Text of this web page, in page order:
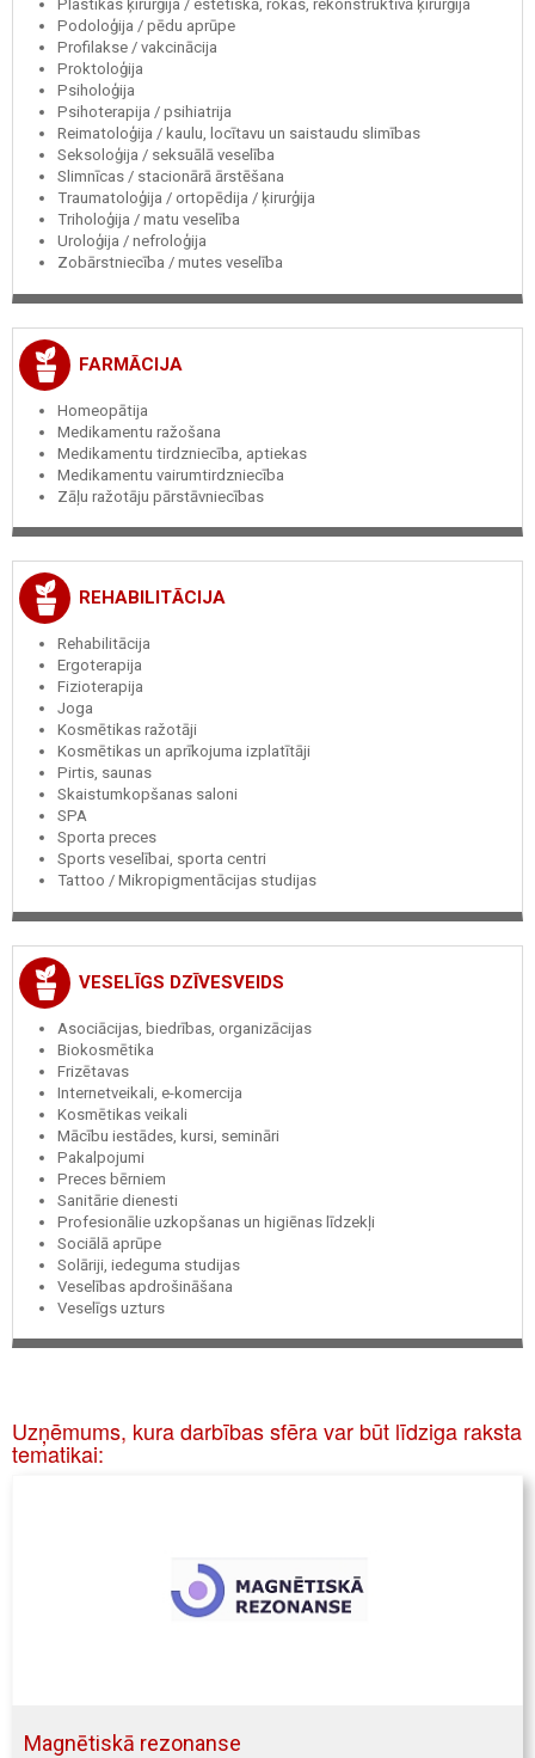
Plastikas ķirurģija / estētiskā, rokas, rekonstruktīvā ķirurģija
Podoloģija / pēdu aprūpe
Profilakse / vakcinācija
Proktoloģija
Psiholoģija
Psihoterapija / psihiatrija
Reimatoloģija / kaulu, locītavu un saistaudu slimības
Seksoloģija / seksuālā veselība
Slimnīcas / stacionārā ārstēšana
Traumatoloģija / ortopēdija / ķirurģija
Triholoģija / matu veselība
Uroloģija / nefroloģija
Zobārstniecība / mutes veselība
FARMĀCIJA
Homeopātija
Medikamentu ražošana
Medikamentu tirdzniecība, aptiekas
Medikamentu vairumtirdzniecība
Zāļu ražotāju pārstāvniecības
REHABILITĀCIJA
Rehabilitācija
Ergoterapija
Fizioterapija
Joga
Kosmētikas ražotāji
Kosmētikas un aprīkojuma izplatītāji
Pirtis, saunas
Skaistumkopšanas saloni
SPA
Sporta preces
Sports veselībai, sporta centri
Tattoo / Mikropigmentācijas studijas
VESELĪGS DZĪVESVEIDS
Asociācijas, biedrības, organizācijas
Biokosmētika
Frizētavas
Internetveikali, e-komercija
Kosmētikas veikali
Mācību iestādes, kursi, semināri
Pakalpojumi
Preces bērniem
Sanitārie dienesti
Profesionālie uzkopšanas un higiēnas līdzekļi
Sociālā aprūpe
Solāriji, iedeguma studijas
Veselības apdrošināšana
Veselīgs uzturs
Uzņēmums, kura darbības sfēra var būt līdziga raksta
tematikai:
Magnētiskā rezonanse